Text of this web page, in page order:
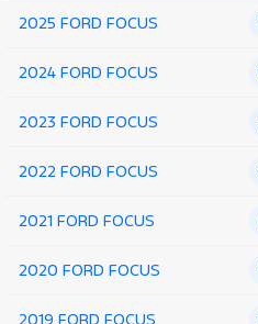
TRANSIT
CUSTOM
HONDA
Iveco
2025 FORD FOCUS
2024 FORD FOCUS
2023 FORD FOCUS
2022 FORD FOCUS
2021 FORD FOCUS
2020 FORD FOCUS
2019 FORD FOCUS